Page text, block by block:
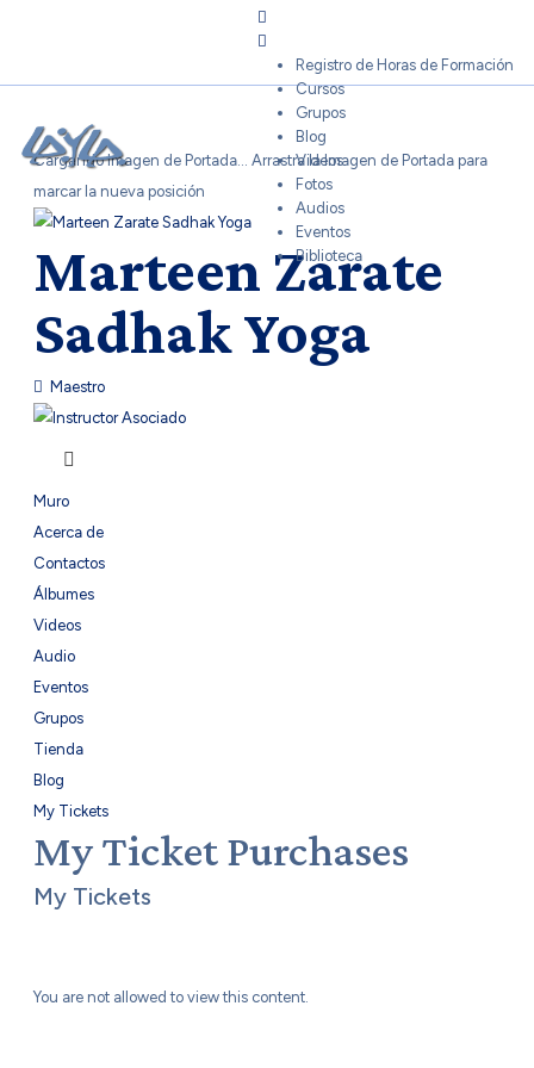
Registro de Horas de Formación
Cursos
Grupos
Blog
Videos
Fotos
Audios
Eventos
Biblioteca
Cargando Imagen de Portada... Arrastra la Imagen de Portada para
marcar la nueva posición
Marteen Zarate
Sadhak Yoga
Maestro
Muro
Acerca de
Contactos
Álbumes
Videos
Audio
Eventos
Grupos
Tienda
Blog
My Tickets
My Ticket Purchases
My Tickets
You are not allowed to view this content.